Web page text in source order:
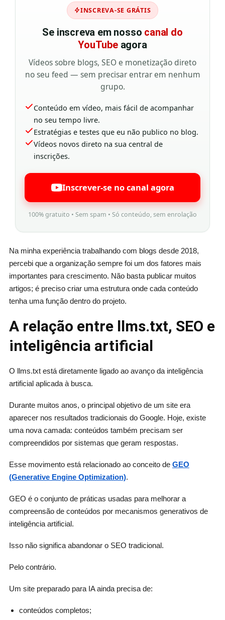
INSCREVA-SE GRÁTIS
Se inscreva em nosso canal do
YouTubeagora
Vídeos sobre blogs, SEO e monetização direto
no seu feed — sem precisar entrar em nenhum
grupo.
Conteúdo em vídeo, mais fácil de acompanhar
no seu tempo livre.
Estratégias e testes que eu não publico no blog.
Vídeos novos direto na sua central de
inscrições.
Inscrever-se no canal agora
100% gratuito • Sem spam • Só conteúdo, sem enrolação
Na minha experiência trabalhando com blogs desde 2018,
percebi que a organização sempre foi um dos fatores mais
importantes para crescimento. Não basta publicar muitos
artigos; é preciso criar uma estrutura onde cada conteúdo
tenha uma função dentro do projeto.
A relação entre llms.txt, SEO e
inteligência artificial
O llms.txt está diretamente ligado ao avanço da inteligência
artificial aplicada à busca.
Durante muitos anos, o principal objetivo de um site era
aparecer nos resultados tradicionais do Google. Hoje, existe
uma nova camada: conteúdos também precisam ser
compreendidos por sistemas que geram respostas.
Esse movimento está relacionado ao conceito de GEO
(Generative Engine Optimization).
GEO é o conjunto de práticas usadas para melhorar a
compreensão de conteúdos por mecanismos generativos de
inteligência artificial.
Isso não significa abandonar o SEO tradicional.
Pelo contrário.
Um site preparado para IA ainda precisa de:
conteúdos completos;